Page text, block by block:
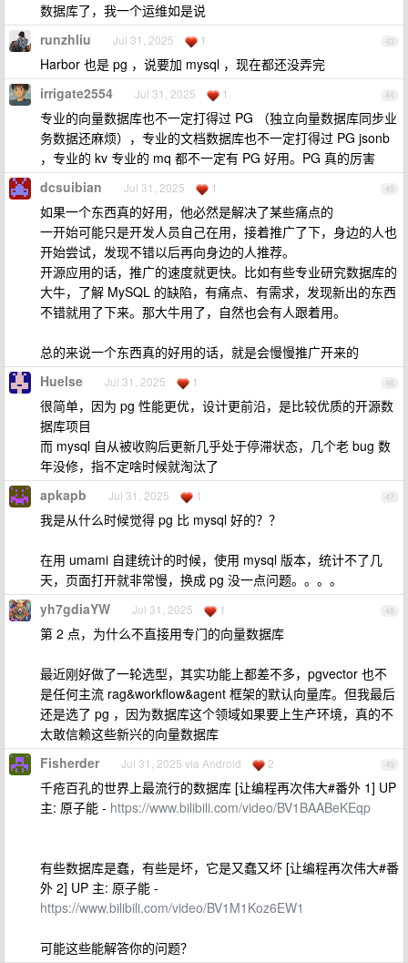
数据库了，我一个运维如是说
43
runzhliu Jul 31, 2025 1
Harbor 也是 pg ，说要加 mysql ，现在都还没弄完
44
irrigate2554 Jul 31, 2025 1
专业的向量数据库也不一定打得过 PG （独立向量数据库同步业
务数据还麻烦），专业的文档数据库也不一定打得过 PG jsonb
，专业的 kv 专业的 mq 都不一定有 PG 好用。PG 真的厉害
45
dcsuibian Jul 31, 2025 1
如果一个东西真的好用，他必然是解决了某些痛点的
一开始可能只是开发人员自己在用，接着推广了下，身边的人也
开始尝试，发现不错以后再向身边的人推荐。
开源应用的话，推广的速度就更快。比如有些专业研究数据库的
大牛，了解 MySQL 的缺陷，有痛点、有需求，发现新出的东西
不错就用了下来。那大牛用了，自然也会有人跟着用。
总的来说一个东西真的好用的话，就是会慢慢推广开来的
46
Huelse Jul 31, 2025 1
很简单，因为 pg 性能更优，设计更前沿，是比较优质的开源数
据库项目
而 mysql 自从被收购后更新几乎处于停滞状态，几个老 bug 数
年没修，指不定啥时候就淘汰了
47
apkapb Jul 31, 2025 1
我是从什么时候觉得 pg 比 mysql 好的？？
在用 umami 自建统计的时候，使用 mysql 版本，统计不了几
天，页面打开就非常慢，换成 pg 没一点问题。。。。
48
yh7gdiaYW Jul 31, 2025 1
第 2 点，为什么不直接用专门的向量数据库
最近刚好做了一轮选型，其实功能上都差不多，pgvector 也不
是任何主流 rag&workflow&agent 框架的默认向量库。但我最后
还是选了 pg ，因为数据库这个领域如果要上生产环境，真的不
太敢信赖这些新兴的向量数据库
49
Fisherder Jul 31, 2025 via Android 2
千疮百孔的世界上最流行的数据库 [让编程再次伟大#番外 1] UP
主: 原子能 - https://www.bilibili.com/video/BV1BAABeKEqp
有些数据库是蠢，有些是坏，它是又蠢又坏 [让编程再次伟大#番
外 2] UP 主: 原子能 -
https://www.bilibili.com/video/BV1M1Koz6EW1
可能这些能解答你的问题？